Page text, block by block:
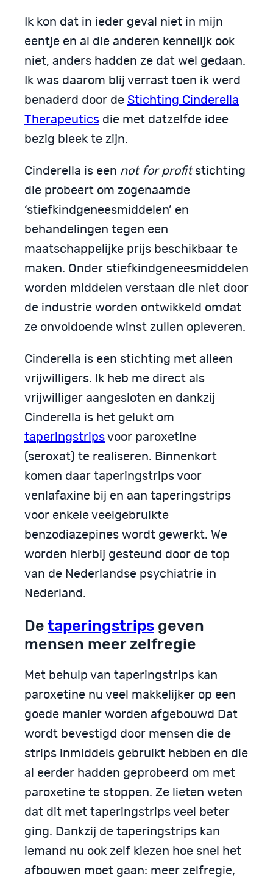
Ik kon dat in ieder geval niet in mijn
eentje en al die anderen kennelijk ook
niet, anders hadden ze dat wel gedaan.
Ik was daarom blij verrast toen ik werd
benaderd door de Stichting Cinderella
Therapeutics die met datzelfde idee
bezig bleek te zijn.
Cinderella is een not for profitstichting
die probeert om zogenaamde
‘stiefkindgeneesmiddelen’ en
behandelingen tegen een
maatschappelijke prijs beschikbaar te
maken. Onder stiefkindgeneesmiddelen
worden middelen verstaan die niet door
de industrie worden ontwikkeld omdat
ze onvoldoende winst zullen opleveren.
Cinderella is een stichting met alleen
vrijwilligers. Ik heb me direct als
vrijwilliger aangesloten en dankzij
Cinderella is het gelukt om
taperingstrips voor paroxetine
(seroxat) te realiseren. Binnenkort
komen daar taperingstrips voor
venlafaxine bij en aan taperingstrips
voor enkele veelgebruikte
benzodiazepines wordt gewerkt. We
worden hierbij gesteund door de top
van de Nederlandse psychiatrie in
Nederland.
De taperingstrips geven
mensen meer zelfregie
Met behulp van taperingstrips kan
paroxetine nu veel makkelijker op een
goede manier worden afgebouwd Dat
wordt bevestigd door mensen die de
strips inmiddels gebruikt hebben en die
al eerder hadden geprobeerd om met
paroxetine te stoppen. Ze lieten weten
dat dit met taperingstrips veel beter
ging. Dankzij de taperingstrips kan
iemand nu ook zelf kiezen hoe snel het
afbouwen moet gaan: meer zelfregie,